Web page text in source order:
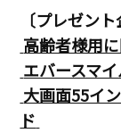
〔プレゼント
高齢者様用
エバースマ
大画面55イ
ド